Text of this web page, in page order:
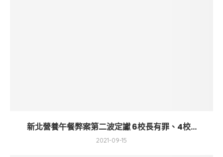
新北營養午餐弊案第二波定讞 6校長有罪、4校...
2021-09-15